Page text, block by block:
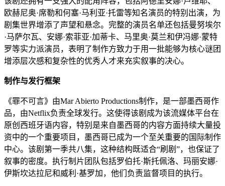
欧赫尼奥·席勒和何塞·马利亚·托雷等知名演员的特别出演，为
剧集世界增添了声望和悬念。完整的演员名单还包括曼努埃尔
·马萨尔瓦、安娜·索菲亚·加蒂卡、马里奥·莫兰和伊冯娜·蒙特
罗等实力派演员，表明了制作方致力于用一批能够为核心谜团
增添层次感和复杂性的优秀人才来充实叙事的决心。
制作与发行框架
《罪不可言》由Mar Abierto Productions制作，是一部墨西哥作
品，由Netflix负责全球发行。这使得该剧成为该流媒体平台在
原创西班牙语内容，特别是来自墨西哥的内容方面持续大量投
资中的一个重要项目，墨西哥已成为一个至关重要的国际制作
中心。该剧第一季共八集，这种结构既适合“刷剧”，也保证了
叙事的密度。执行制片团队包括罗伯托·斯托佩洛、玛丽安娜·
伊斯坎达拉尼和威利·基罗加，他们负责监督项目的执行。